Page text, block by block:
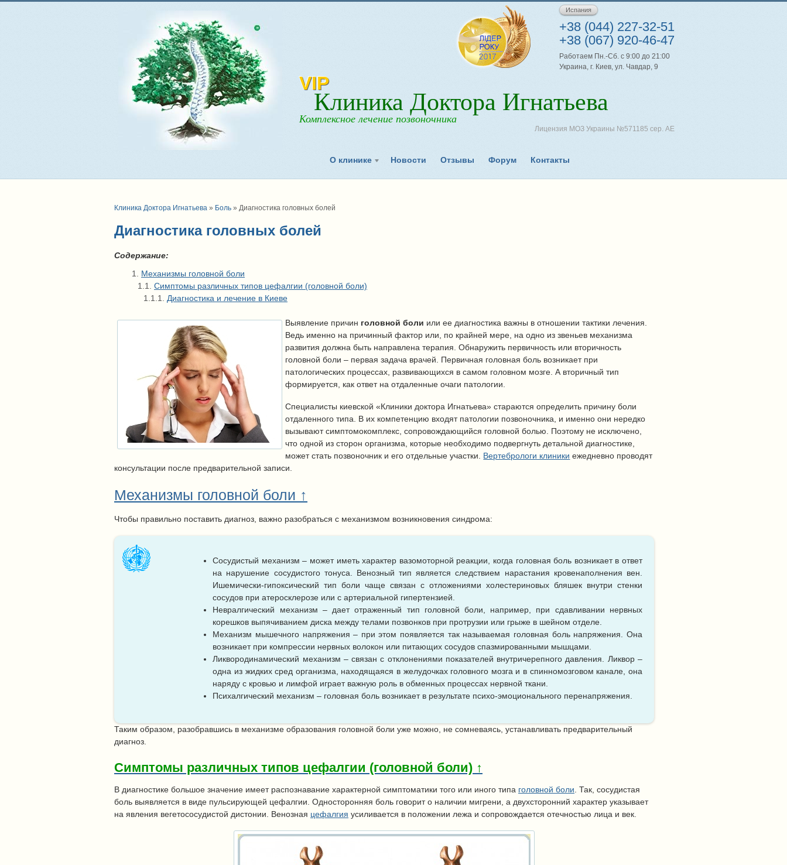
Испания
+38 (044) 227-32-51
+38 (067) 920-46-47
Работаем Пн.-Сб. с 9:00 до 21:00
Украина, г. Киев, ул. Чавдар, 9
VIP
Клиника Доктора Игнатьева
Комплексное лечение позвоночника
Лицензия МОЗ Украины №571185 сер. АЕ
О клинике Новости Отзывы Форум Контакты
Клиника Доктора Игнатьева » Боль » Диагностика головных болей
Диагностика головных болей
Содержание:
Механизмы головной боли
Симптомы различных типов цефалгии (головной боли)
Диагностика и лечение в Киеве
Выявление причин головной боли или ее диагностика важны в отношении тактики лечения.
Ведь именно на причинный фактор или, по крайней мере, на одно из звеньев механизма
развития должна быть направлена терапия. Обнаружить первичность или вторичность
головной боли – первая задача врачей. Первичная головная боль возникает при
патологических процессах, развивающихся в самом головном мозге. А вторичный тип
формируется, как ответ на отдаленные очаги патологии.
Специалисты киевской «Клиники доктора Игнатьева» стараются определить причину боли
отдаленного типа. В их компетенцию входят патологии позвоночника, и именно они нередко
вызывают симптомокомплекс, сопровождающийся головной болью. Поэтому не исключено,
что одной из сторон организма, которые необходимо подвергнуть детальной диагностике,
может стать позвоночник и его отдельные участки. Вертебрологи клиники ежедневно проводят
консультации после предварительной записи.
Механизмы головной боли ↑
Чтобы правильно поставить диагноз, важно разобраться с механизмом возникновения синдрома:
Сосудистый механизм – может иметь характер вазомоторной реакции, когда головная боль возникает в ответ
на нарушение сосудистого тонуса. Венозный тип является следствием нарастания кровенаполнения вен.
Ишемически-гипоксический тип боли чаще связан с отложениями холестериновых бляшек внутри стенки
сосудов при атеросклерозе или с артериальной гипертензией.
Невралгический механизм – дает отраженный тип головной боли, например, при сдавливании нервных
корешков выпячиванием диска между телами позвонков при протрузии или грыже в шейном отделе.
Механизм мышечного напряжения – при этом появляется так называемая головная боль напряжения. Она
возникает при компрессии нервных волокон или питающих сосудов спазмированными мышцами.
Ликвородинамический механизм – связан с отклонениями показателей внутричерепного давления. Ликвор –
одна из жидких сред организма, находящаяся в желудочках головного мозга и в спинномозговом канале, она
наряду с кровью и лимфой играет важную роль в обменных процессах нервной ткани.
Психалгический механизм – головная боль возникает в результате психо-эмоционального перенапряжения.
Таким образом, разобравшись в механизме образования головной боли уже можно, не сомневаясь, устанавливать предварительный
диагноз.
Симптомы различных типов цефалгии (головной боли) ↑
В диагностике большое значение имеет распознавание характерной симптоматики того или иного типа головной боли . Так, сосудистая
боль выявляется в виде пульсирующей цефалгии. Односторонняя боль говорит о наличии мигрени, а двухсторонний характер указывает
на явления вегетососудистой дистонии. Венозная цефалгия усиливается в положении лежа и сопровождается отечностью лица и век.